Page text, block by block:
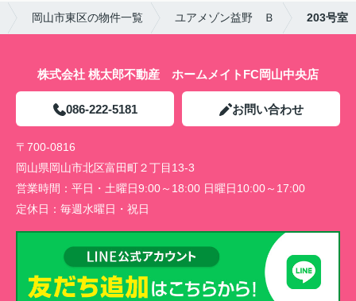
岡山市東区の物件一覧 ユアメゾン益野 Ｂ 203号室
株式会社 桃太郎不動産 ホームメイトFC岡山中央店
086-222-5181 お問い合わせ
〒700-0816
岡山県岡山市北区富田町２丁目13-3
営業時間： 平日・土曜日9:00～18:00 日曜日10:00～17:00
定休日： 毎週水曜日・祝日